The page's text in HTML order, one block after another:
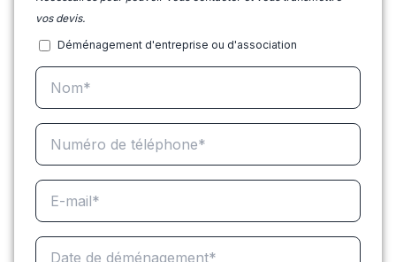
vos devis.
Déménagement d'entreprise ou d'association